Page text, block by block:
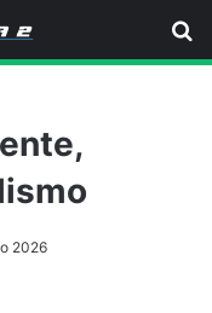
2026